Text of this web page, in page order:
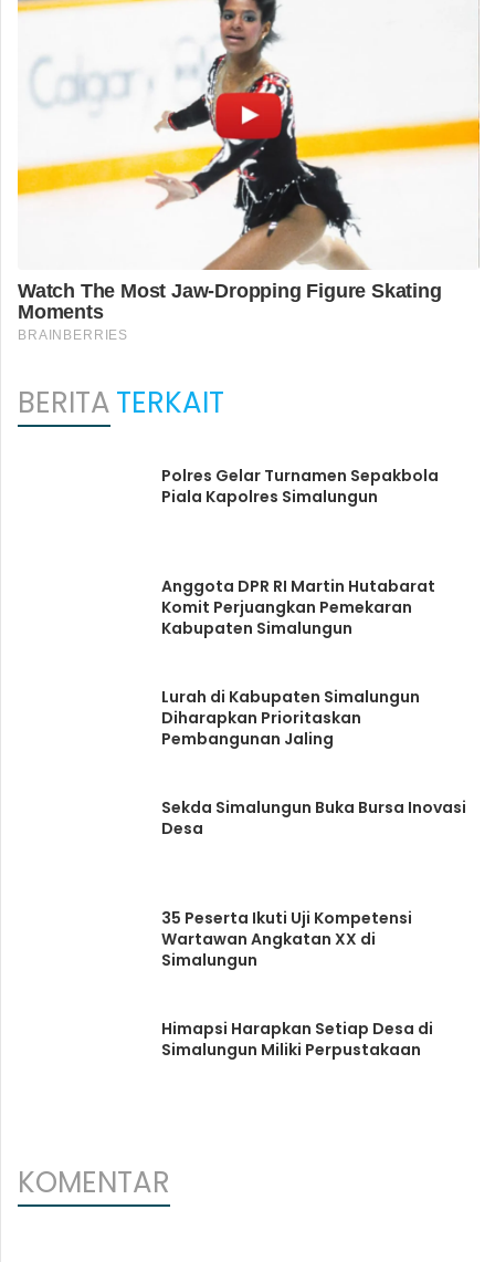
BERITATERKAIT
Polres Gelar Turnamen Sepakbola
Piala Kapolres Simalungun
Anggota DPR RI Martin Hutabarat
Komit Perjuangkan Pemekaran
Kabupaten Simalungun
Lurah di Kabupaten Simalungun
Diharapkan Prioritaskan
Pembangunan Jaling
Sekda Simalungun Buka Bursa Inovasi
Desa
35 Peserta Ikuti Uji Kompetensi
Wartawan Angkatan XX di
Simalungun
Himapsi Harapkan Setiap Desa di
Simalungun Miliki Perpustakaan
KOMENTAR